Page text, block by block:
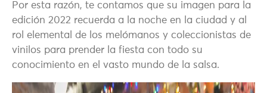
Por esta razón, te contamos que su imagen para la
edición 2022 recuerda a la noche en la ciudad y al
rol elemental de los melómanos y coleccionistas de
vinilos para prender la fiesta con todo su
conocimiento en el vasto mundo de la salsa.